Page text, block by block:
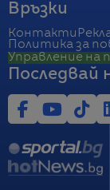
Връзки
Контакти
Политика за
Управление на
Последвай